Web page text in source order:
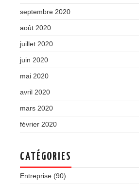
septembre 2020
août 2020
juillet 2020
juin 2020
mai 2020
avril 2020
mars 2020
février 2020
CATÉGORIES
Entreprise (90)